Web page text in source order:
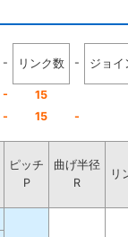
- リンク数 - ジョイ
-
15
- 15 -
ピッチ
P
曲げ半径
R
リ